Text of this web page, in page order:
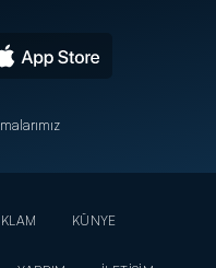
KÜNYE